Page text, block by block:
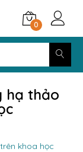
0
hạ thảo
khoa học